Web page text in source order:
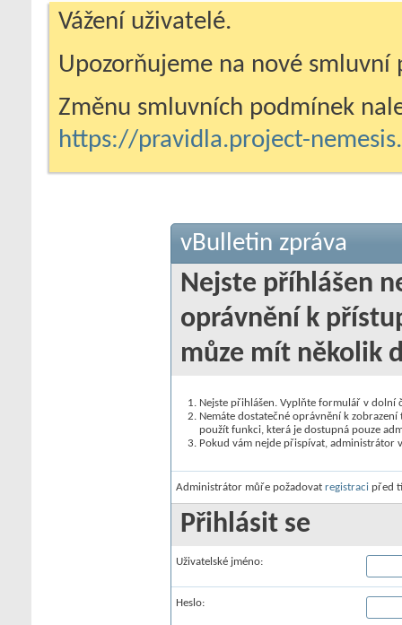
Vážení uživatelé.
Upozorňujeme na nové smluvní
Změnu smluvních podmínek
https://pravidla.project-
vBulletin zpráva
Nejste příhlášen
oprávnění k
můze mít několik
Nejste přihlášen. Vyplňte formulář v dolní
Nemáte dostatečné oprávnění k
použít funkci, která je dostupná pouze
Pokud vám nejde přispívat, administrátor
Administrátor můře požadovat registraci před
Přihlásit se
Uživatelské jméno:
Heslo: